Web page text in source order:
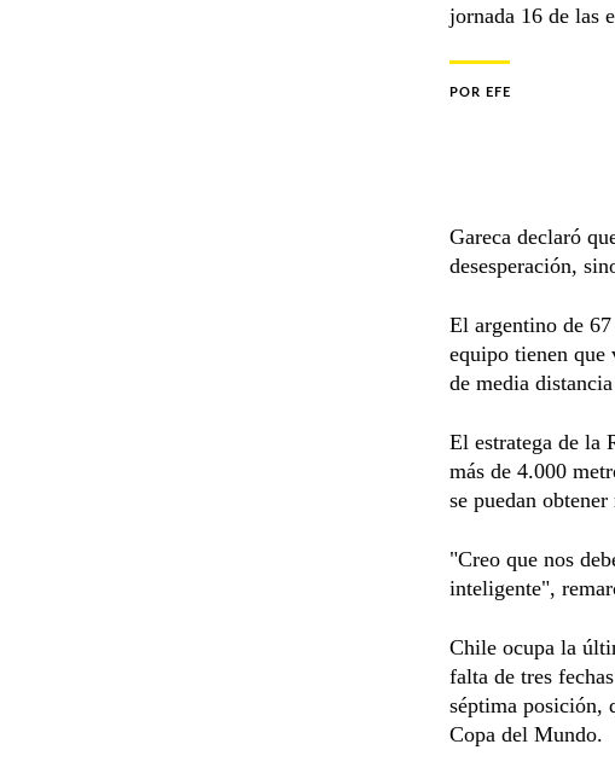
jornada 16 de las
POR EFE
Gareca declaró
desesperación,
El argentino de 67
equipo tienen que
de media
El estratega de la
más de 4.000
se puedan
"Creo que nos
inteligente",
Chile ocupa la
falta de tres
séptima posición,
Copa del Mundo.